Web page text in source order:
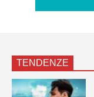
TENDENZE